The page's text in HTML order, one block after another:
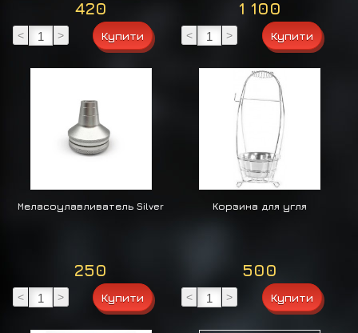
420
< >
1 100
< >
Меласоулавливатель Silver
250
< >
Корзина для угля
500
< >